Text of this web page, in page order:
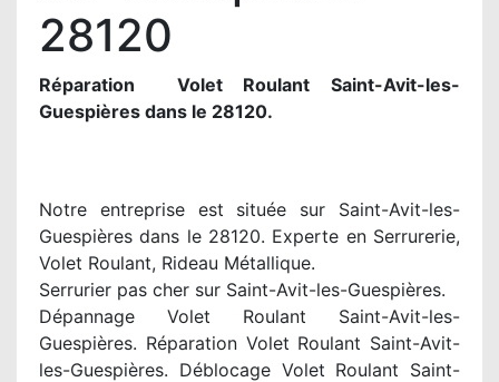
28120
Réparation Volet Roulant Saint-Avit-les-
Guespières dans le 28120.
Notre entreprise est située sur Saint-Avit-les-
Guespières dans le 28120. Experte en Serrurerie,
Volet Roulant, Rideau Métallique.
Serrurier pas cher sur Saint-Avit-les-Guespières.
Dépannage Volet Roulant Saint-Avit-les-
Guespières. Réparation Volet Roulant Saint-Avit-
les-Guespières. Déblocage Volet Roulant Saint-